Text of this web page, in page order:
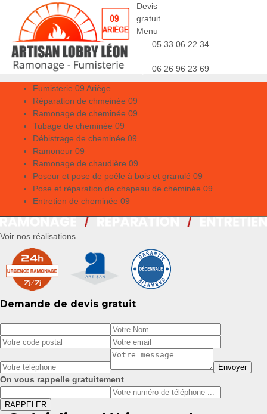
Devis
gratuit
Menu
05 33 06 22 34
06 26 96 23 69
Fumisterie 09 Ariège
Réparation de chmeinée 09
Ramonage de cheminée 09
Tubage de cheminée 09
Débistrage de cheminée 09
Ramoneur 09
Ramonage de chaudière 09
Poseur et pose de poêle à bois et granulé 09
Pose et réparation de chapeau de cheminée 09
Entretien de cheminée 09
Voir nos réalisations
Demande de devis gratuit
On vous rappelle gratuitement